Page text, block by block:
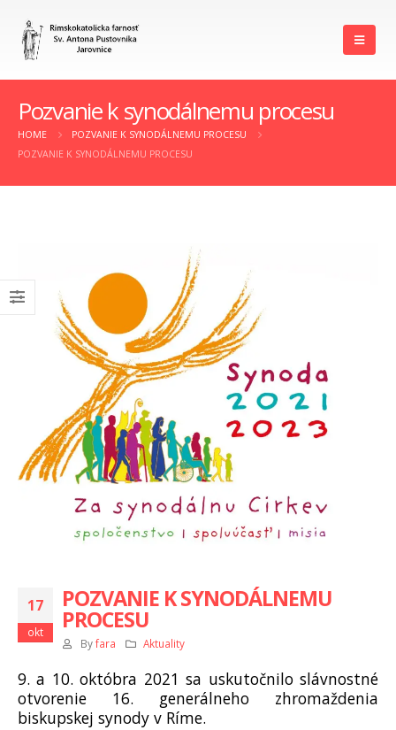
Pozvanie k synodálnemu procesu
HOME
POZVANIE K SYNODÁLNEMU PROCESU
POZVANIE K SYNODÁLNEMU PROCESU
17
okt
POZVANIE K SYNODÁLNEMU
PROCESU
By fara Aktuality
9. a 10. októbra 2021 sa uskutočnilo slávnostné
otvorenie 16. generálneho zhromaždenia
biskupskej synody v Ríme.